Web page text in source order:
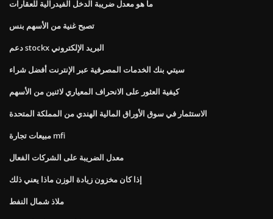
ما هو معدل ضريبة الدخل الفيدرالية للعقارات
تصبح غنية من الأسهم بنس
دعم stockx البريد الإلكتروني
سيتي بنك الخدمات المصرفية عبر الإنترنت أفضل شراء
كيفية العثور على الانحراف المعياري لاثنين من الأسهم
الاستثمار في سوق الأوراق المالية الهندي من المملكة المتحدة
مبيعات تجارة mfi
معدل الضريبة على الشركات الفعال
إذا كان مخزون زيادة الوزن ماذا يعني ذلك
ملاذ شمال النفط